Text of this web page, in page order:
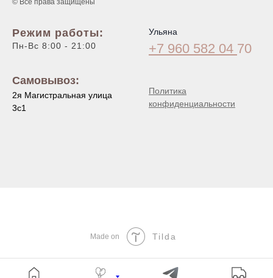
Режим работы:
Пн-Вс 8:00 - 21:00
Самовывоз:
2я Магистральная улица
3с1
Ульяна
+7 960 582 04 70
Политика
конфиденциальности
Made on Tilda